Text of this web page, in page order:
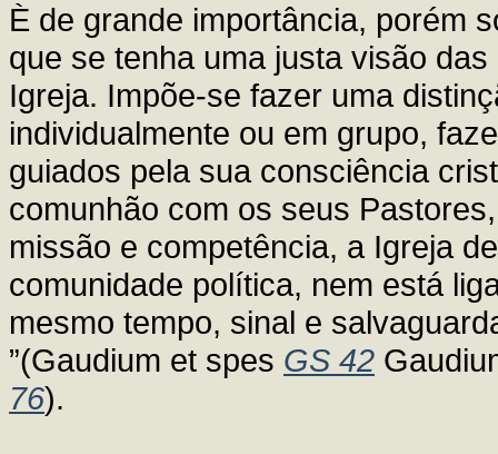
È de grande importância, porém
que se tenha uma justa visão
Igreja. Impõe-se fazer uma
individualmente ou em grupo,
guiados pela sua consciência
comunhão com os seus
missão e competência, a Igreja
comunidade política, nem está
mesmo tempo, sinal e
”(Gaudium et spes GS 42
76).